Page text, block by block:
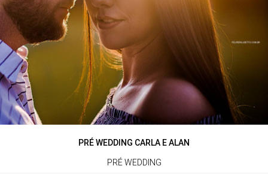
PRÉ WEDDING CARLA E ALAN
PRÉ WEDDING